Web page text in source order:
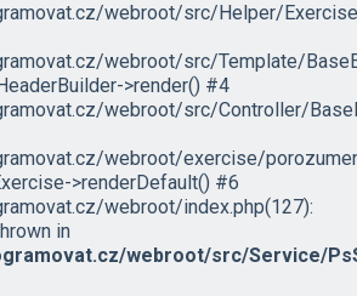
webroot/src/Helper/
webroot/src/Template/
>render() #4
webroot/src/Controller/
webroot/exercise/
>renderDefault() #6
webroot/index.php(127):
in
webroot/src/Service/